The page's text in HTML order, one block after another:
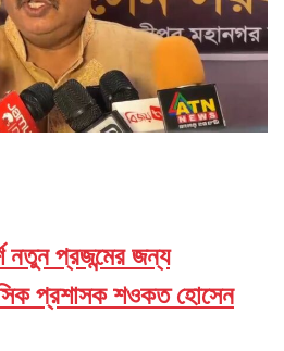
নতুন প্রজন্মের জন্য
প্রশাসক শওকত হোসেন